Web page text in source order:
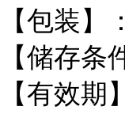
【包装】
【储存条
【有效期